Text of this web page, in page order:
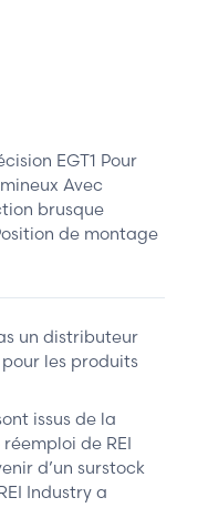
EGT1 Pour
Avec
brusque
de montage
un distributeur
les produits
issus de la
de REI
d’un surstock
Industry a